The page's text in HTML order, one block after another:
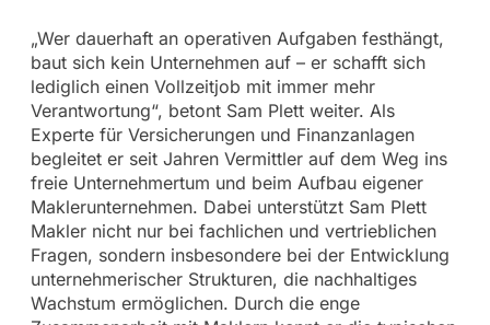
„Wer dauerhaft an operativen Aufgaben festhängt,
baut sich kein Unternehmen auf – er schafft sich
lediglich einen Vollzeitjob mit immer mehr
Verantwortung“, betont Sam Plett weiter. Als
Experte für Versicherungen und Finanzanlagen
begleitet er seit Jahren Vermittler auf dem Weg ins
freie Unternehmertum und beim Aufbau eigener
Maklerunternehmen. Dabei unterstützt Sam Plett
Makler nicht nur bei fachlichen und vertrieblichen
Fragen, sondern insbesondere bei der Entwicklung
unternehmerischer Strukturen, die nachhaltiges
Wachstum ermöglichen. Durch die enge